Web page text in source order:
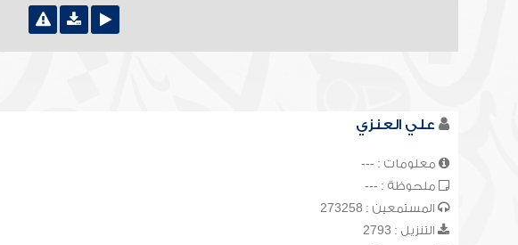
علي العنزي
معلومات : ---
ملحوظة : ---
المستمعين : 273258
التنزيل : 2793